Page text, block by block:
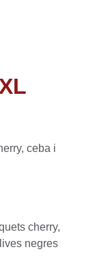
ceba i
cherry,
negres